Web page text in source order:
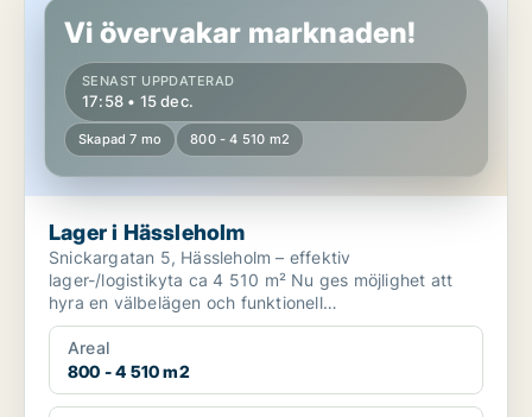
Vi övervakar marknaden!
SENAST UPPDATERAD
17:58 • 15 dec.
Skapad 7 mo 800 - 4 510 m2
Lager i Hässleholm
Snickargatan 5, Hässleholm – effektiv
lager-/logistikyta ca 4 510 m² Nu ges möjlighet att
hyra en välbelägen och funktionell
lager-/logistikfastighet med ...
Areal
800 - 4 510 m2